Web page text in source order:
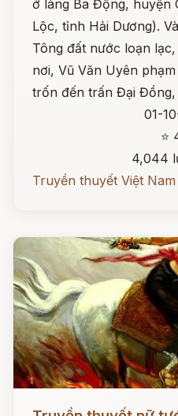
ở làng Ba Động, huyện
Lộc, tỉnh Hải Dương).
Tông đất nước loạn
nơi, Vũ Văn Uyên
trốn đến trấn Đại Đồng,
01-
⭐
4,044
Truyền thuyết Việt Nam
Đọc ngay